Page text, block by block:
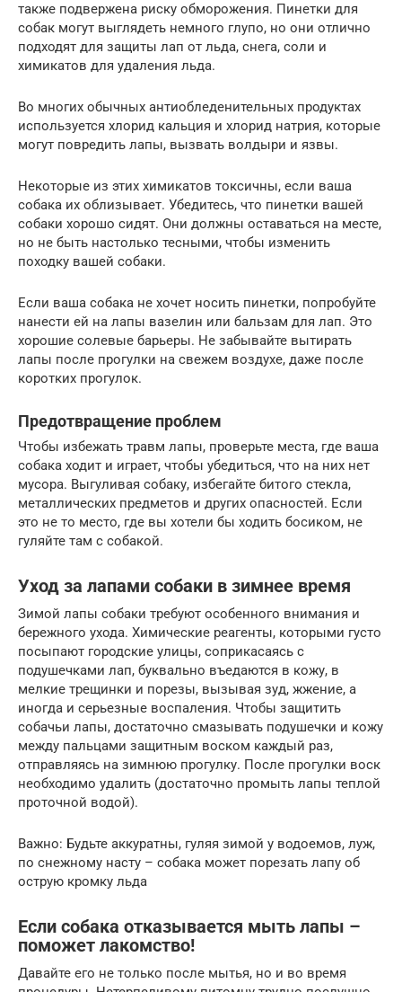
также подвержена риску обморожения. Пинетки для
собак могут выглядеть немного глупо, но они отлично
подходят для защиты лап от льда, снега, соли и
химикатов для удаления льда.
Во многих обычных антиобледенительных продуктах
используется хлорид кальция и хлорид натрия, которые
могут повредить лапы, вызвать волдыри и язвы.
Некоторые из этих химикатов токсичны, если ваша
собака их облизывает. Убедитесь, что пинетки вашей
собаки хорошо сидят. Они должны оставаться на месте,
но не быть настолько тесными, чтобы изменить
походку вашей собаки.
Если ваша собака не хочет носить пинетки, попробуйте
нанести ей на лапы вазелин или бальзам для лап. Это
хорошие солевые барьеры. Не забывайте вытирать
лапы после прогулки на свежем воздухе, даже после
коротких прогулок.
Предотвращение проблем
Чтобы избежать травм лапы, проверьте места, где ваша
собака ходит и играет, чтобы убедиться, что на них нет
мусора. Выгуливая собаку, избегайте битого стекла,
металлических предметов и других опасностей. Если
это не то место, где вы хотели бы ходить босиком, не
гуляйте там с собакой.
Уход за лапами собаки в зимнее время
Зимой лапы собаки требуют особенного внимания и
бережного ухода. Химические реагенты, которыми густо
посыпают городские улицы, соприкасаясь с
подушечками лап, буквально въедаются в кожу, в
мелкие трещинки и порезы, вызывая зуд, жжение, а
иногда и серьезные воспаления. Чтобы защитить
собачьи лапы, достаточно смазывать подушечки и кожу
между пальцами защитным воском каждый раз,
отправляясь на зимнюю прогулку. После прогулки воск
необходимо удалить (достаточно промыть лапы теплой
проточной водой).
Важно: Будьте аккуратны, гуляя зимой у водоемов, луж,
по снежному насту – собака может порезать лапу об
острую кромку льда
Если собака отказывается мыть лапы –
поможет лакомство!
Давайте его не только после мытья, но и во время